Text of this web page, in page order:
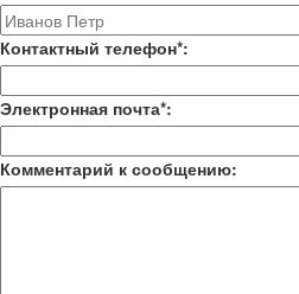
Контактный телефон*:
Электронная почта*:
Комментарий к сообщению: